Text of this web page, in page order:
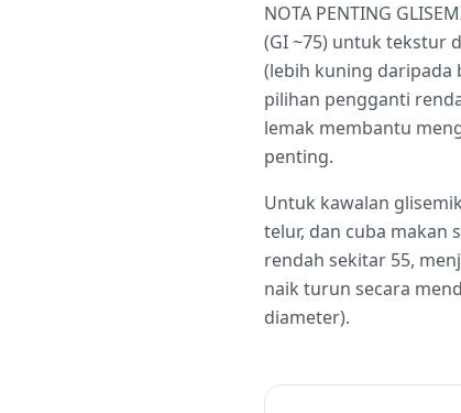
NOTA PENTING
(GI ~75) untuk tekstur
(lebih kuning daripada
pilihan pengganti
lemak membantu
penting.
Untuk kawalan
telur, dan cuba makan
rendah sekitar 55,
naik turun secara
diameter).